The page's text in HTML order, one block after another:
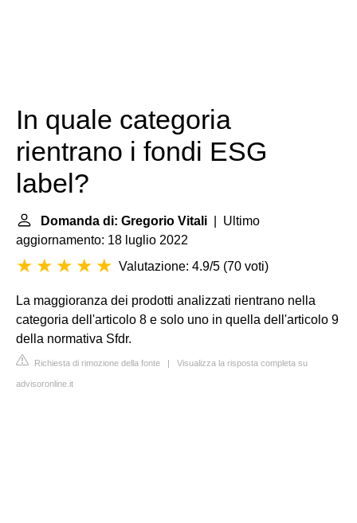
In quale categoria
rientrano i fondi ESG
label?
Domanda di: Gregorio Vitali | Ultimo
aggiornamento: 18 luglio 2022
Valutazione: 4.9/5 (70 voti)
La maggioranza dei prodotti analizzati rientrano nella
categoria dell'articolo 8 e solo uno in quella dell'articolo 9
della normativa Sfdr.
Richiesta di rimozione della fonte | Visualizza la risposta completa su
advisoronline.it